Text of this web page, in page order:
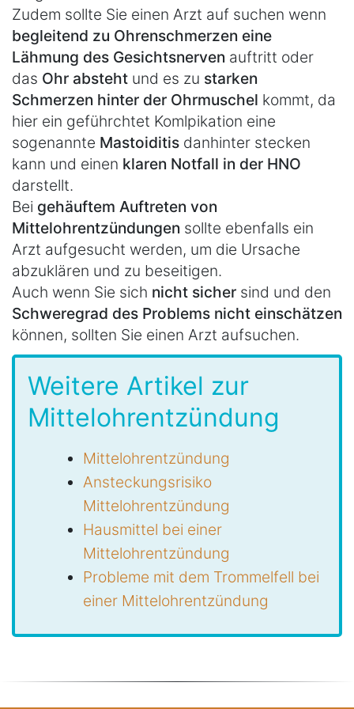
Zudem sollte Sie einen Arzt auf suchen wenn
begleitend zu Ohrenschmerzen eine
Lähmung des Gesichtsnerven auftritt oder
das Ohr absteht und es zu starken
Schmerzen hinter der Ohrmuschel kommt, da
hier ein geführchtet Komlpikation eine
sogenannte Mastoiditis danhinter stecken
kann und einen klaren Notfall in der HNO
darstellt.
Bei gehäuftem Auftreten von
Mittelohrentzündungen sollte ebenfalls ein
Arzt aufgesucht werden, um die Ursache
abzuklären und zu beseitigen.
Auch wenn Sie sich nicht sicher sind und den
Schweregrad des Problems nicht einschätzen
können, sollten Sie einen Arzt aufsuchen.
Weitere Artikel zur
Mittelohrentzündung
Mittelohrentzündung
Ansteckungsrisiko
Mittelohrentzündung
Hausmittel bei einer
Mittelohrentzündung
Probleme mit dem Trommelfell bei
einer Mittelohrentzündung